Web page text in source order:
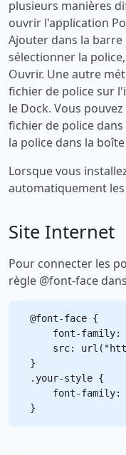
plusieurs manières
ouvrir l'application
Ajouter dans la
sélectionner la
Ouvrir. Une autre
fichier de police sur
le Dock. Vous
fichier de police
la police dans la
Lorsque vous
automatiquement
Site Internet
Pour connecter les
règle @font-face
@font-face {
font-family:
src:
}
.your-style {
font-family: